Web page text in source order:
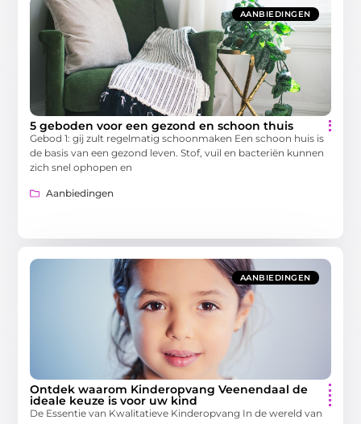
AANBIEDINGEN
5 geboden voor een gezond en schoon thuis
Gebod 1: gij zult regelmatig schoonmaken Een schoon huis is
de basis van een gezond leven. Stof, vuil en bacteriën kunnen
zich snel ophopen en
Aanbiedingen
AANBIEDINGEN
Ontdek waarom Kinderopvang Veenendaal de
ideale keuze is voor uw kind
De Essentie van Kwalitatieve Kinderopvang In de wereld van